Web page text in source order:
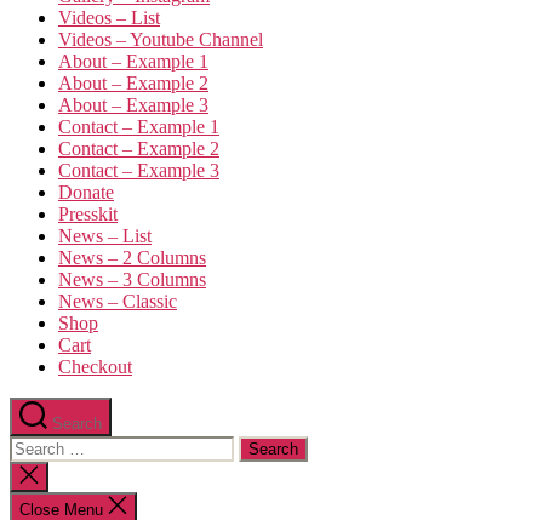
Videos – List
Videos – Youtube Channel
About – Example 1
About – Example 2
About – Example 3
Contact – Example 1
Contact – Example 2
Contact – Example 3
Donate
Presskit
News – List
News – 2 Columns
News – 3 Columns
News – Classic
Shop
Cart
Checkout
Search
Search
for:
Close
search
Close Menu